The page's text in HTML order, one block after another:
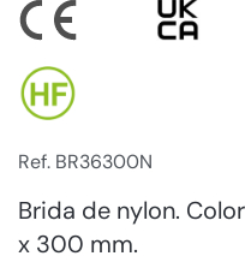
Ref. BR36300N
Brida de nylon.
x 300 mm.